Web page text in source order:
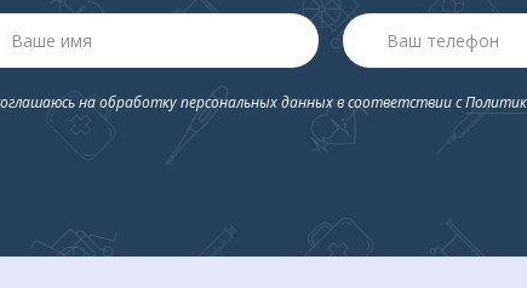
дозатора:
дезинфицирующие средства, антисептики (исключая
на обработку персональных данных в соответствии с